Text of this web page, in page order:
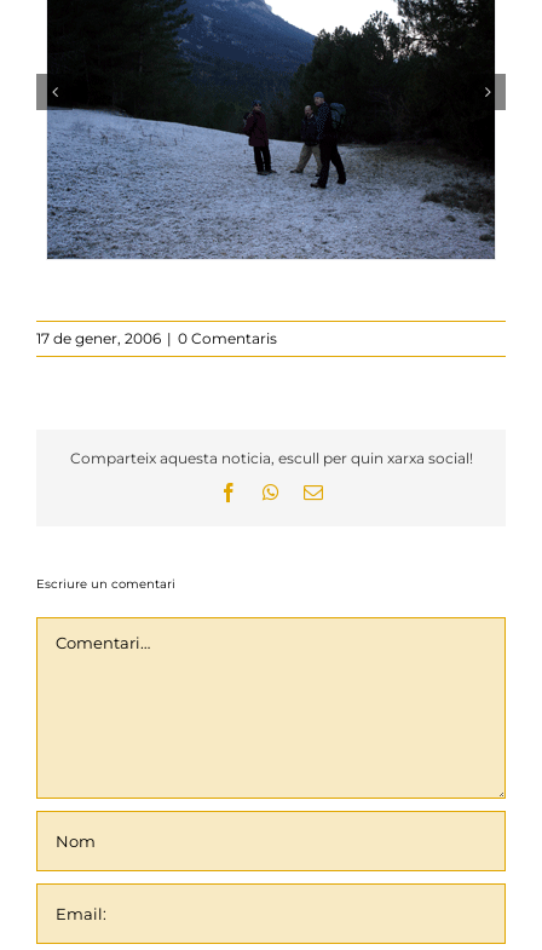
17 de gener, 2006 | 0 Comentaris
Comparteix aquesta noticia, escull per quin xarxa social!
FacebookWhatsApp
Email:
Escriure un comentari